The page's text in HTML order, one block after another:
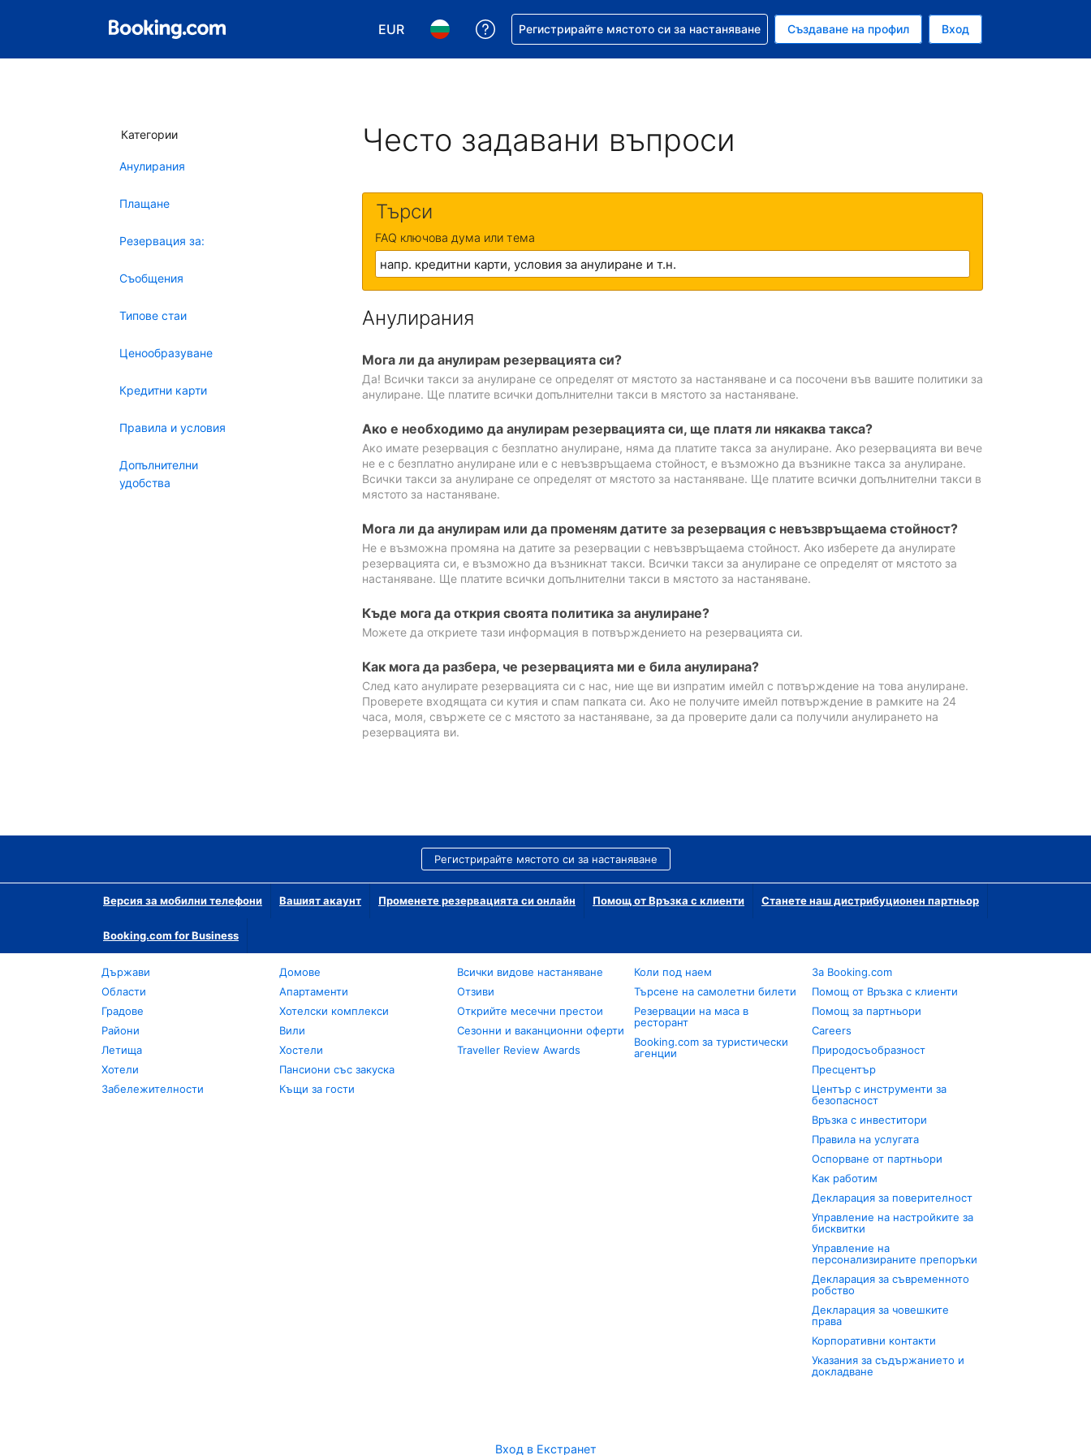
EUR
Избор на валута. Избрана валута - Евро
Избор на език. Избран език - Български
Помощ с резервацията ви
Регистрирайте мястото си за настаняване Създаване на профил Вход
Категории
Анулирания
Плащане
Резервация за:
Съобщения
Типове стаи
Ценообразуване
Кредитни карти
Правила и условия
Допълнителни
удобства
Често задавани въпроси
Търси
FAQ ключова дума или тема
Анулирания
Мога ли да анулирам резервацията си?
Да! Всички такси за анулиране се определят от мястото за настаняване и са посочени във вашите политики за
анулиране. Ще платите всички допълнителни такси в мястото за настаняване.
Ако е необходимо да анулирам резервацията си, ще платя ли някаква такса?
Ако имате резервация с безплатно анулиране, няма да платите такса за анулиране. Ако резервацията ви вече
не е с безплатно анулиране или е с невъзвръщаема стойност, е възможно да възникне такса за анулиране.
Всички такси за анулиране се определят от мястото за настаняване. Ще платите всички допълнителни такси в
мястото за настаняване.
Мога ли да анулирам или да променям датите за резервация с невъзвръщаема стойност?
Не е възможна промяна на датите за резервации с невъзвръщаема стойност. Ако изберете да анулирате
резервацията си, е възможно да възникнат такси. Всички такси за анулиране се определят от мястото за
настаняване. Ще платите всички допълнителни такси в мястото за настаняване.
Къде мога да открия своята политика за анулиране?
Можете да откриете тази информация в потвърждението на резервацията си.
Как мога да разбера, че резервацията ми е била анулирана?
След като анулирате резервацията си с нас, ние ще ви изпратим имейл с потвърждение на това анулиране.
Проверете входящата си кутия и спам папката си. Ако не получите имейл потвърждение в рамките на 24
часа, моля, свържете се с мястото за настаняване, за да проверите дали са получили анулирането на
резервацията ви.
Регистрирайте мястото си за настаняване
Версия за мобилни телефони Вашият акаунт Променете резервацията си онлайн Помощ от Връзка с клиенти Станете наш дистрибуционен партньор
Booking.com for Business
Държави
Области
Градове
Райони
Летища
Хотели
Забележителности
Домове
Апартаменти
Хотелски комплекси
Вили
Хостели
Пансиони със закуска
Къщи за гости
Всички видове настаняване
Отзиви
Открийте месечни престои
Сезонни и ваканционни оферти
Traveller Review Awards
Коли под наем
Търсене на самолетни билети
Резервации на маса в
ресторант
Booking.com за туристически
агенции
За Booking.com
Помощ от Връзка с клиенти
Помощ за партньори
Careers
Природосъобразност
Пресцентър
Център с инструменти за
безопасност
Връзка с инвеститори
Правила на услугата
Оспорване от партньори
Как работим
Декларация за поверителност
Управление на настройките за
бисквитки
Управление на
персонализираните препоръки
Декларация за съвременното
робство
Декларация за човешките
права
Корпоративни контакти
Указания за съдържанието и
докладване
Вход в Екстранет